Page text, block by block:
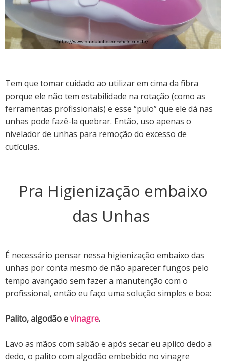
Tem que tomar cuidado ao utilizar em cima da fibra
porque ele não tem estabilidade na rotação (como as
ferramentas profissionais) e esse “pulo” que ele dá nas
unhas pode fazê-la quebrar. Então, uso apenas o
nivelador de unhas para remoção do excesso de
cutículas.
Pra Higienização embaixo
das Unhas
É necessário pensar nessa higienização embaixo das
unhas por conta mesmo de não aparecer fungos pelo
tempo avançado sem fazer a manutenção com o
profissional, então eu faço uma solução simples e boa:
Palito, algodão evinagre.
Lavo as mãos com sabão e após secar eu aplico dedo a
dedo, o palito com algodão embebido no vinagre